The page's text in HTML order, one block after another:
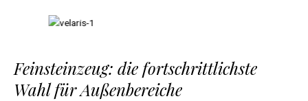
Feinsteinzeug: die fortschrittlichste
Wahl für Außenbereiche